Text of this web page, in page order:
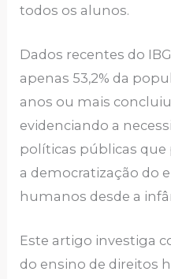
todos os alunos.
Dados recentes do
apenas 53,2% da
anos ou mais
evidenciando a
políticas públicas
a democratização do
humanos desde a
Este artigo investiga
do ensino de direitos